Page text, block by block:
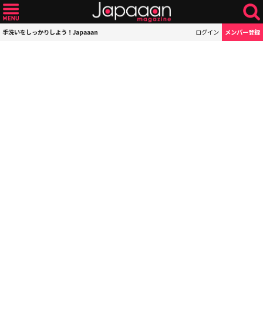
手洗いをしっかりしよう！Japaaan ログイン メンバー登録